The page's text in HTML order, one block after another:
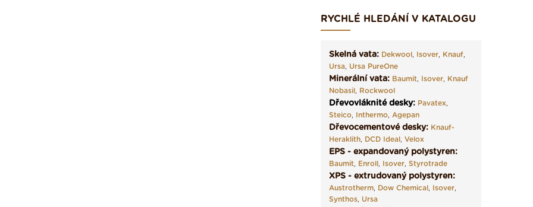
RYCHLÉ HLEDÁNÍ V KATALOGU
Skelná vata: Dekwool, Isover, Knauf,
Ursa, Ursa PureOne
Minerální vata: Baumit, Isover, Knauf
Nobasil, Rockwool
Dřevovláknité desky: Pavatex,
Steico, Inthermo, Agepan
Dřevocementové desky: Knauf-
Heraklith, DCD Ideal, Velox
EPS - expandovaný polystyren:
Baumit, Enroll, Isover, Styrotrade
XPS - extrudovaný polystyren:
Austrotherm, Dow Chemical, Isover,
Synthos, Ursa